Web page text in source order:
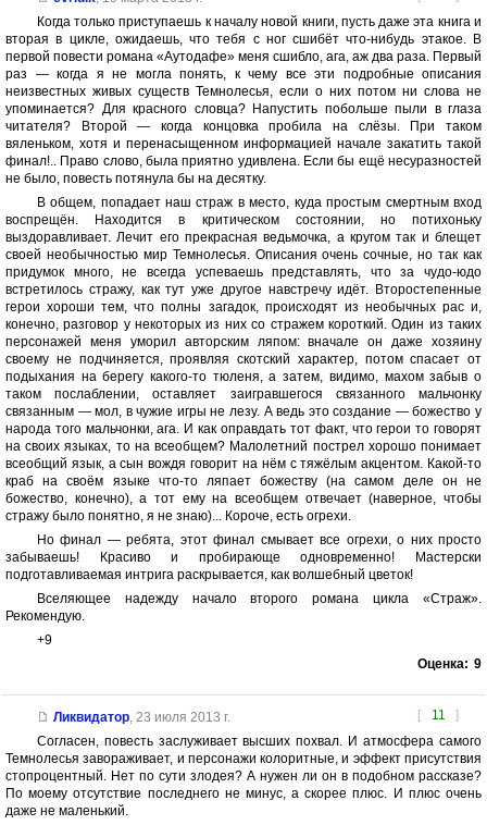
Когда только приступаешь к началу новой книги, пусть даже эта книга и
вторая в цикле, ожидаешь, что тебя с ног сшибёт что-нибудь этакое. В
первой повести романа «Аутодафе» меня сшибло, ага, аж два раза. Первый
раз — когда я не могла понять, к чему все эти подробные описания
неизвестных живых существ Темнолесья, если о них потом ни слова не
упоминается? Для красного словца? Напустить побольше пыли в глаза
читателя? Второй — когда концовка пробила на слёзы. При таком
вяленьком, хотя и перенасыщенном информацией начале закатить такой
финал!.. Право слово, была приятно удивлена. Если бы ещё несуразностей
не было, повесть потянула бы на десятку.
В общем, попадает наш страж в место, куда простым смертным вход
воспрещён. Находится в критическом состоянии, но потихоньку
выздоравливает. Лечит его прекрасная ведьмочка, а кругом так и блещет
своей необычностью мир Темнолесья. Описания очень сочные, но так как
придумок много, не всегда успеваешь представлять, что за чудо-юдо
встретилось стражу, как тут уже другое навстречу идёт. Второстепенные
герои хороши тем, что полны загадок, происходят из необычных рас и,
конечно, разговор у некоторых из них со стражем короткий. Один из таких
персонажей меня уморил авторским ляпом: вначале он даже хозяину
своему не подчиняется, проявляя скотский характер, потом спасает от
подыхания на берегу какого-то тюленя, а затем, видимо, махом забыв о
таком послаблении, оставляет заигравшегося связанного мальчонку
связанным — мол, в чужие игры не лезу. А ведь это создание — божество у
народа того мальчонки, ага. И как оправдать тот факт, что герои то говорят
на своих языках, то на всеобщем? Малолетний пострел хорошо понимает
всеобщий язык, а сын вождя говорит на нём с тяжёлым акцентом. Какой-то
краб на своём языке что-то ляпает божеству (на самом деле он не
божество, конечно), а тот ему на всеобщем отвечает (наверное, чтобы
стражу было понятно, я не знаю)... Короче, есть огрехи.
Но финал — ребята, этот финал смывает все огрехи, о них просто
забываешь! Красиво и пробирающе одновременно! Мастерски
подготавливаемая интрига раскрывается, как волшебный цветок!
Вселяющее надежду начало второго романа цикла «Страж».
Рекомендую.
+9
Оценка: 9
[ 11 ]
Ликвидатор, 23 июля 2013 г.
Согласен, повесть заслуживает высших похвал. И атмосфера самого
Темнолесья завораживает, и персонажи колоритные, и эффект присутствия
стопроцентный. Нет по сути злодея? А нужен ли он в подобном рассказе?
По моему отсутствие последнего не минус, а скорее плюс. И плюс очень
даже не маленький.